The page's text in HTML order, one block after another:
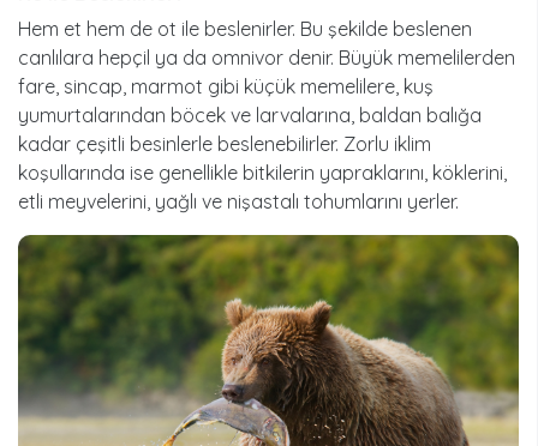
Hem et hem de ot ile beslenirler. Bu şekilde beslenen
canlılara hepçil ya da omnivor denir. Büyük memelilerden
fare, sincap, marmot gibi küçük memelilere, kuş
yumurtalarından böcek ve larvalarına, baldan balığa
kadar çeşitli besinlerle beslenebilirler. Zorlu iklim
koşullarında ise genellikle bitkilerin yapraklarını, köklerini,
etli meyvelerini, yağlı ve nişastalı tohumlarını yerler.